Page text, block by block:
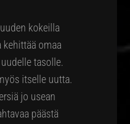
kokeilla
kehittää omaa
tasolle.
itselle uutta.
jo usean
päästä